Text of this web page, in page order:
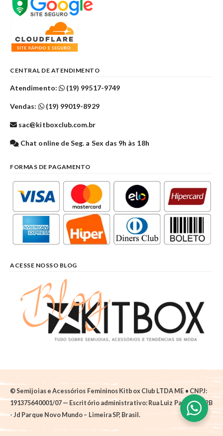
CENTRAL DE ATENDIMENTO
Atendimento: (19) 99517-9749
Vendas: (19) 99019-8929
sac@kitboxclub.com.br
Chat online de Seg. a Sex das 9h às 18h
FORMAS DE PAGAMENTO
ACESSE NOSSO BLOG
© Semijoias e Acessórios Femininos Kitbox Club LTDA ME • CNPJ:
191375640001/07 — Escritório administrativo: Rua Luiz Pantano, 62B
- Jd Parque Novo Mundo – Limeira SP, Brasil.